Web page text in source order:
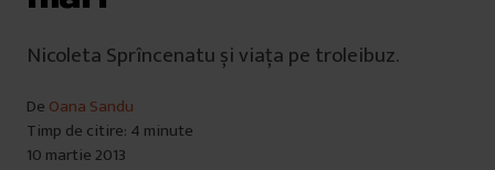
Nicoleta Sprîncenatu și viața pe troleibuz.
De Oana Sandu
Timp de citire: 4 minute
10 martie 2013